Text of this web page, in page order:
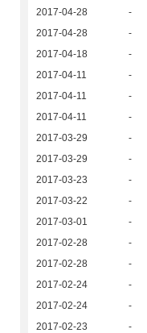
2017-04-28
-
2017-04-28
-
2017-04-18
-
2017-04-11
-
2017-04-11
-
2017-04-11
-
2017-03-29
-
2017-03-29
-
2017-03-23
-
2017-03-22
-
2017-03-01
-
2017-02-28
-
2017-02-28
-
2017-02-24
-
2017-02-24
-
2017-02-23
-